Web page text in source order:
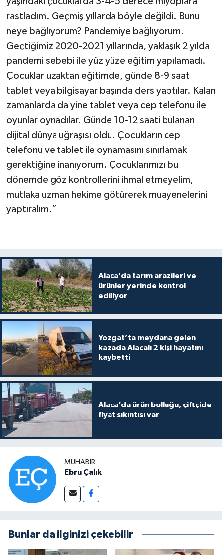
rastladım. Geçmiş yıllarda böyle değildi. Bunu
neye bağlıyorum? Pandemiye bağlıyorum.
Geçtiğimiz 2020-2021 yıllarında, yaklaşık 2 yılda
pandemi sebebi ile yüz yüze eğitim yapılamadı.
Çocuklar uzaktan eğitimde, günde 8-9 saat
tablet veya bilgisayar başında ders yaptılar. Kalan
zamanlarda da yine tablet veya cep telefonu ile
oyunlar oynadılar. Günde 10-12 saati bulanan
dijital dünya uğraşısı oldu. Çocukların cep
telefonu ve tablet ile oynamasını sınırlamak
gerektiğine inanıyorum. Çocuklarımızı bu
dönemde göz kontrollerini ihmal etmeyelim,
mutlaka uzman hekime götürerek muayenelerini
yaptıralım.”
Alaca’da tarım arazileri ve
ürünler yerinde kontrol
ediliyor
Yozgat’ta meydana gelen
kazada Alacalı 2 kişi hayatını
kaybetti
Alaca’da ürün bolluğu, çiftçide
fiyat sıkıntısı var
MUHABIR
Ebru Çalık
Bunlar da ilginizi çekebilir